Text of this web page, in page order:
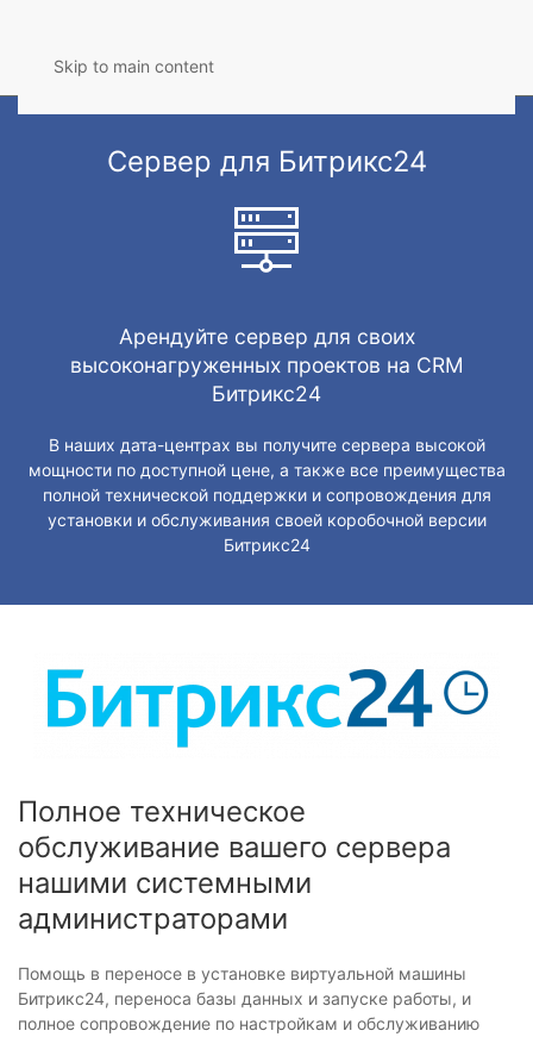
Skip to main content
Сервер для Битрикс24
Арендуйте сервер для своих
высоконагруженных проектов на CRM
Битрикс24
В наших дата-центрах вы получите сервера высокой
мощности по доступной цене, а также все преимущества
полной технической поддержки и сопровождения для
установки и обслуживания своей коробочной версии
Битрикс24
Полное техническое
обслуживание вашего сервера
нашими системными
администраторами
Помощь в переносе в установке виртуальной машины
Битрикс24, переноса базы данных и запуске работы, и
полное сопровождение по настройкам и обслуживанию